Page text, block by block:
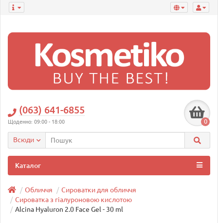
(063) 641-6855
Щоденно: 09:00 - 18:00 0
Всюди
Каталог
Обличчя
Сироватки для обличчя
Сироватка з гіалуроновою кислотою
Alcina Hyaluron 2.0 Face Gel - 30 ml